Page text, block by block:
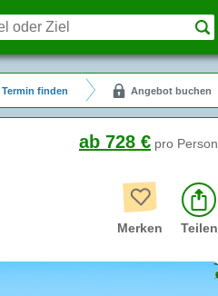
Termin finden Angebot buchen
ab 728 € pro Person
Merken Teilen